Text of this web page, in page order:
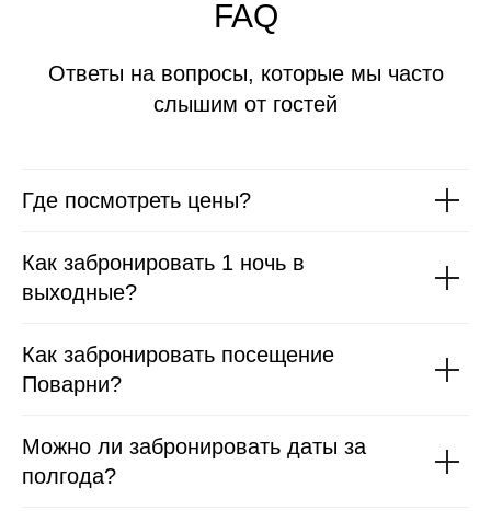
FAQ
Ответы на вопросы, которые мы часто
слышим от гостей
Где посмотреть цены?
Как забронировать 1 ночь в
выходные?
Как забронировать посещение
Поварни?
Можно ли забронировать даты за
полгода?